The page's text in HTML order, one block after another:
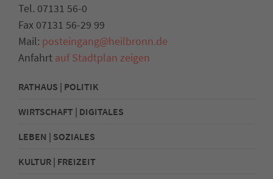
Tel. 07131 56-0
Fax 07131 56-29 99
Mail: posteingang@heilbronn.de
Anfahrt auf Stadtplan zeigen
RATHAUS | POLITIK
WIRTSCHAFT | DIGITALES
LEBEN | SOZIALES
KULTUR | FREIZEIT